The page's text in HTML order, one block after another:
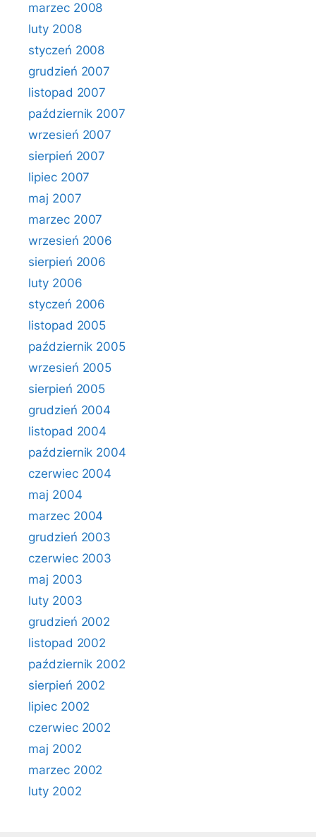
marzec 2008
luty 2008
styczeń 2008
grudzień 2007
listopad 2007
październik 2007
wrzesień 2007
sierpień 2007
lipiec 2007
maj 2007
marzec 2007
wrzesień 2006
sierpień 2006
luty 2006
styczeń 2006
listopad 2005
październik 2005
wrzesień 2005
sierpień 2005
grudzień 2004
listopad 2004
październik 2004
czerwiec 2004
maj 2004
marzec 2004
grudzień 2003
czerwiec 2003
maj 2003
luty 2003
grudzień 2002
listopad 2002
październik 2002
sierpień 2002
lipiec 2002
czerwiec 2002
maj 2002
marzec 2002
luty 2002